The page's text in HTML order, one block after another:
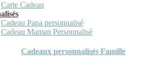
Carte Cadeau
Cadeau Papa personnalisé
Cadeau Maman Personnalisé
Cadeaux personnalisés Famille